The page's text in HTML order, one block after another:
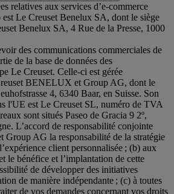
relatives aux services d’e-commerce
est Le Creuset Benelux SA, dont le siège
Benelux SA, 4 Rue de la Presse, 1000
des communications commerciales de
de la base de données des
Le Creuset. Celle-ci est gérée
BENELUX et Group AG, dont le
4, 6340 Baar, en Suisse. Son
l'UE est Le Creuset SL, numéro de TVA
sont situés Paseo de Gracia 9 2º,
L’accord de responsabilité conjointe
Group AG la responsabilité de la stratégie
client personnalisée ; (b) aux
le bénéfice et l’implantation de cette
de développer des initiatives
de manière indépendante ; (c) à toutes
de vos demandes concernant vos droits